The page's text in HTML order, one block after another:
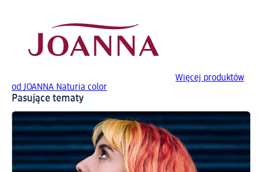
Więcej produktów
od JOANNA Naturia color
Pasujące tematy